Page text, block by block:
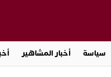
سياسة أخبار المشاهير